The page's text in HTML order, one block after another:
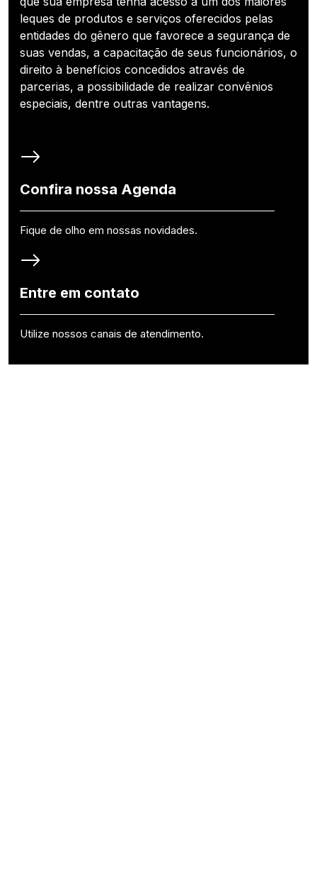
leques de produtos e serviços oferecidos pelas
entidades do gênero que favorece a segurança de
suas vendas, a capacitação de seus funcionários, o
direito à benefícios concedidos através de
parcerias, a possibilidade de realizar convênios
especiais, dentre outras vantagens.
Confira nossa Agenda
Fique de olho em nossas novidades.
Entre em contato
Utilize nossos canais de atendimento.